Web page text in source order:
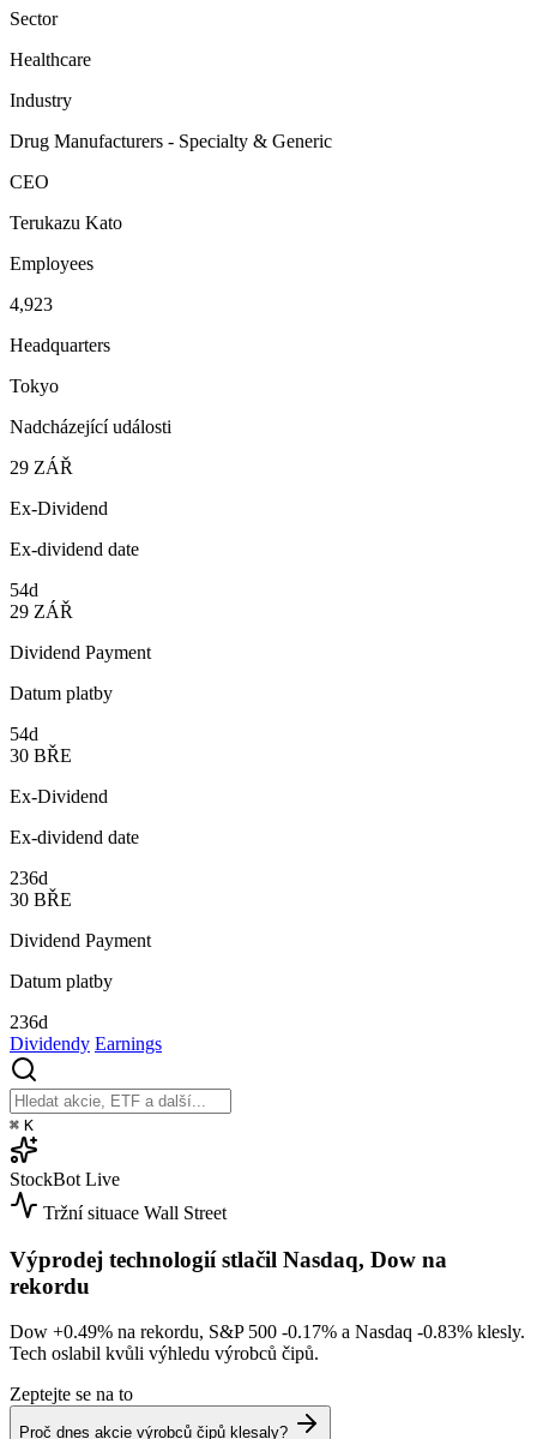
Sector
Healthcare
Industry
Drug Manufacturers - Specialty & Generic
CEO
Terukazu Kato
Employees
4,923
Headquarters
Tokyo
Nadcházející události
29 ZÁŘ
Ex-Dividend
Ex-dividend date
54d
29 ZÁŘ
Dividend Payment
Datum platby
54d
30 BŘE
Ex-Dividend
Ex-dividend date
236d
30 BŘE
Dividend Payment
Datum platby
236d
Dividendy Earnings
⌘ K
StockBot Live
Tržní situace Wall Street
Výprodej technologií stlačil Nasdaq, Dow na
rekordu
Dow +0.49% na rekordu, S&P 500 -0.17% a Nasdaq -0.83% klesly.
Tech oslabil kvůli výhledu výrobců čipů.
Zeptejte se na to
Proč dnes akcie výrobců čipů klesaly?